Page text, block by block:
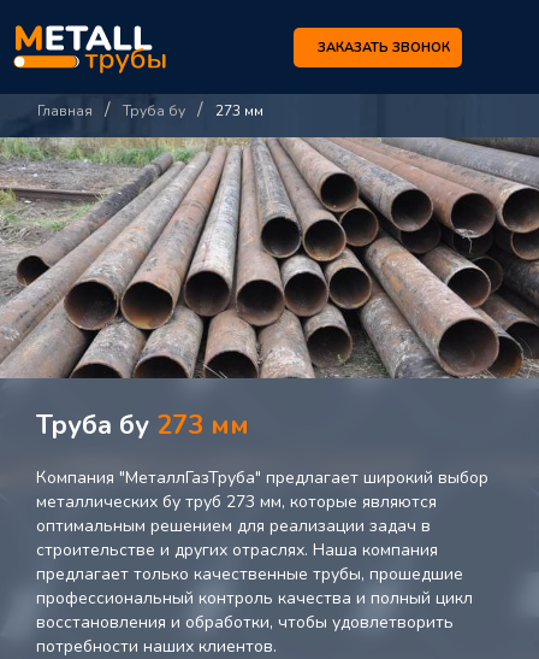
ЗАКАЗАТЬ ЗВОНОК
Главная / Труба бу / 273 мм
Труба бу 273 мм
Компания "МеталлГазТруба" предлагает широкий выбор
металлических бу труб 273 мм, которые являются
оптимальным решением для реализации задач в
строительстве и других отраслях. Наша компания
предлагает только качественные трубы, прошедшие
профессиональный контроль качества и полный цикл
восстановления и обработки, чтобы удовлетворить
потребности наших клиентов.